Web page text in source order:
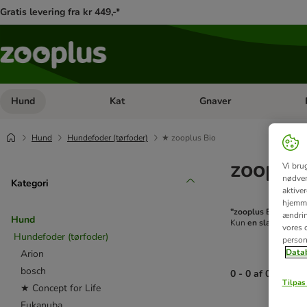
Gratis levering fra kr 449,-*
Hund Åben kategori menu: Hund
Kat Åben kategori menu: Kat
Gnaver
Hund Hundefoder (tørfoder) ★ zooplus Bio
Kategori
Hund
Hundefoder (tørfoder)
Arion
bosch
★ Concept for Life
"zooplus Bio" er
Kun en slags
0 - 0 af 0
Vi
vores